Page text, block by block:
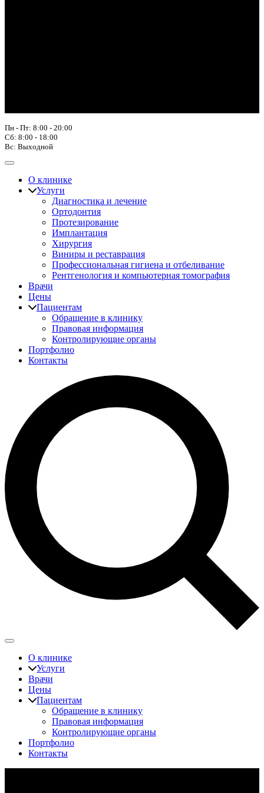
Пн - Пт: 8:00 - 20:00
Сб: 8:00 - 18:00
Вс: Выходной
О клинике
Услуги
Диагностика и лечение
Ортодонтия
Протезирование
Имплантация
Хирургия
Виниры и реставрация
Профессиональная гигиена и отбеливание
Рентгенология и компьютерная томография
Врачи
Цены
Пациентам
Обращение в клинику
Правовая информация
Контролирующие органы
Портфолио
Контакты
О клинике
Услуги
Врачи
Цены
Пациентам
Обращение в клинику
Правовая информация
Контролирующие органы
Портфолио
Контакты